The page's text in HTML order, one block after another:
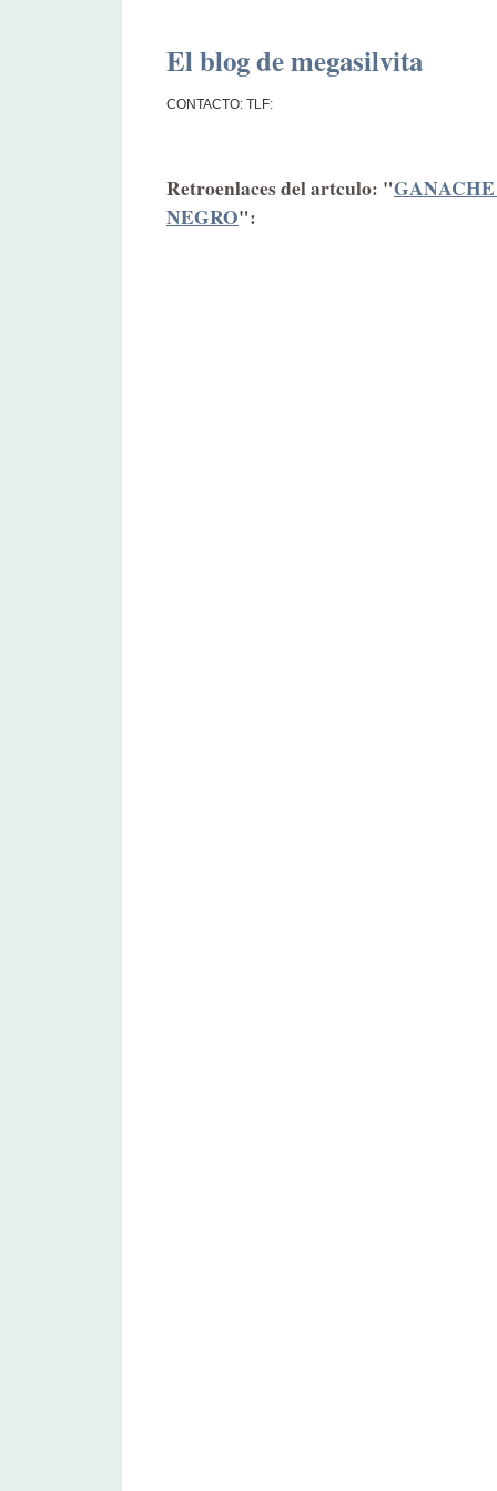
El blog de megasilvita
CONTACTO: TLF:
Retroenlaces del artculo: "
NEGRO":